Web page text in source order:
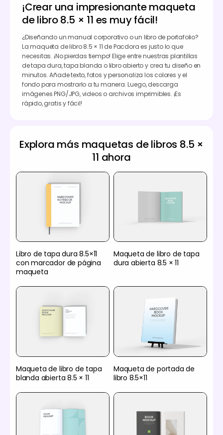
¡Crear una impresionante maqueta
de libro 8.5 × 11 es muy fácil!
¿Diseñando un manual corporativo o un libro de portafolio?
La maqueta de libro 8.5 × 11 de Pacdora es justo lo que
necesitas. ¡No pierdas tiempo! Elige entre nuestras plantillas
de tapa dura, tapa blanda o libro abierto y crea tu diseño en
minutos. Añade texto, fotos y personaliza los colores y el
fondo para mostrarlo a tu manera. Luego, descarga
imágenes PNG/JPG, videos o archivos imprimibles. ¡Es
rápido, gratis y fácil!
Explora más maquetas de libros 8.5 ×
11 ahora
Libro de tapa dura 8.5×11
con marcador de página
maqueta
Maqueta de libro de tapa
dura abierta 8.5 × 11
Maqueta de libro de tapa
blanda abierta 8.5 × 11
Maqueta de portada de
libro 8.5×11